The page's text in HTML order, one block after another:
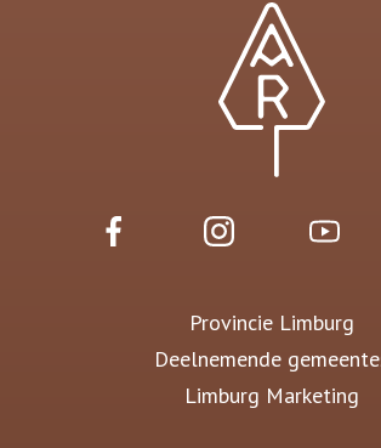
Provincie Limburg
Deelnemende
Limburg Marketing